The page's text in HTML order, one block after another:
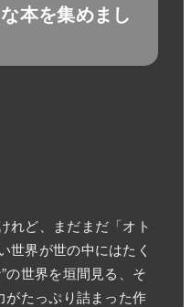
本を集めまし
れど、まだまだ「オト
世界が世の中にはたく
の世界を垣間見る、そ
がたっぷり詰まった作